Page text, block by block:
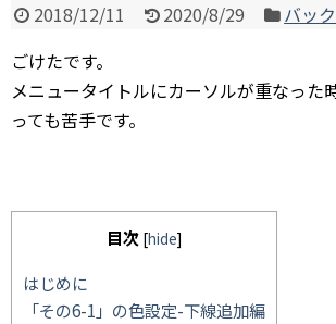
2018/12/11 2020/8/29
バッ
ごけたです。
メニュータイトルにカーソルが重なった
っても苦手です。
目次 [hide]
はじめに
「その6-1」の色設定-下線追加編